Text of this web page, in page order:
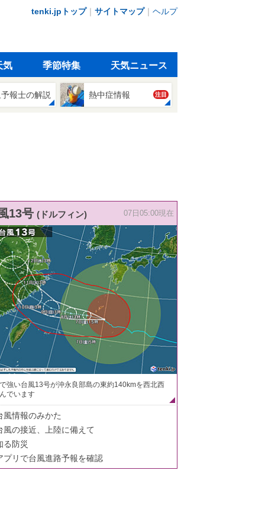
tenki.jpトップ｜ サイトマップ｜ ヘルプ
気 季節特集 天気ニュース
報士の解説 熱中症情報 注目
13号 (ドルフィン) 07日05:00現在
強い台風13号が沖永良部島の東約140kmを西北西
でいます
風情報のみかた
風の接近、上陸に備えて
る防災
プリで台風進路予報を確認